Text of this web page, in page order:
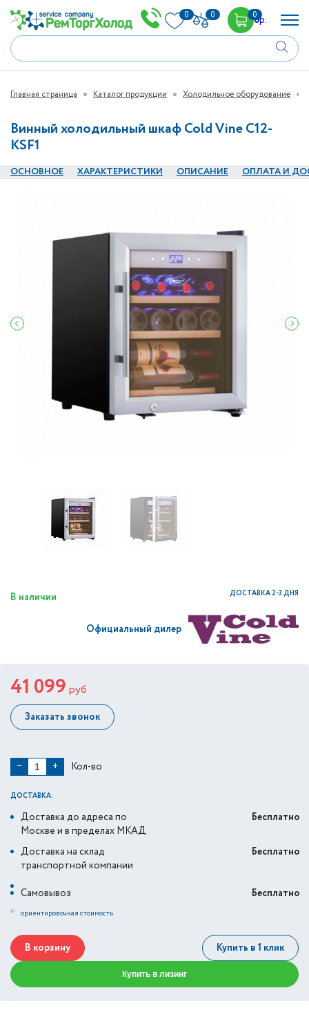
0 0 00р.
Главная страница Каталог продукции Холодильное оборудование
Винный холодильный шкаф Cold Vine C12-
KSF1
ОСНОВНОЕ ХАРАКТЕРИСТИКИ ОПИСАНИЕ ОПЛАТА И
В наличии ДОСТАВКА 2-3 ДНЯ
Официальный дилер
41 099 руб
Заказать звонок
− + Кол-во
ДОСТАВКА:
Доставка до адреса по
Москве и в пределах МКАД
Бесплатно
Доставка на склад
транспортной компании
Бесплатно
Самовывоз
Бесплатно
* ориентировочная стоимость
В корзину Купить в 1 клик
Купить в лизинг